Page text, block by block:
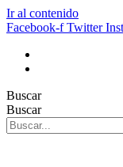
Ir al contenido
Facebook-f Twitter
Buscar
Buscar